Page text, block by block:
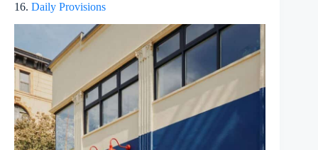
16. Daily Provisions